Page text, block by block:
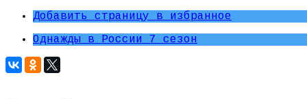
Добавить страницу в избранное
Однажды в России 7 сезон